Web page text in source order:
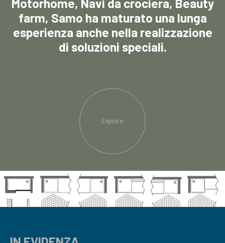
farm, Samo ha maturato una lunga
esperienza anche nella realizzazione
di soluzioni speciali.
Explore